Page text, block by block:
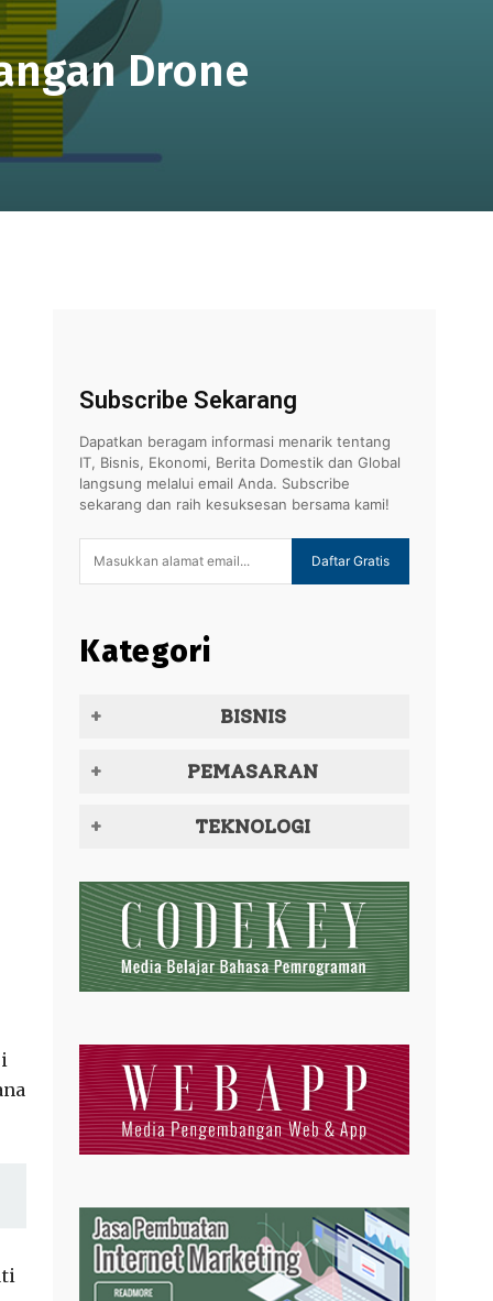
Drone
Subscribe Sekarang
Dapatkan beragam informasi menarik tentang
IT, Bisnis, Ekonomi, Berita Domestik dan Global
langsung melalui email Anda. Subscribe
sekarang dan raih kesuksesan bersama kami!
Daftar Gratis
Kategori
BISNIS
PEMASARAN
TEKNOLOGI